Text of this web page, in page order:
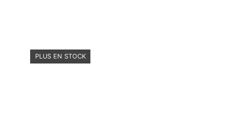
PLUS EN STOCK